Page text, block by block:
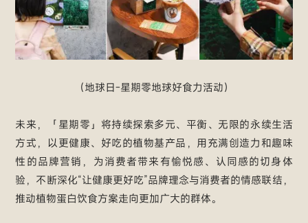
（地球日-星期零地球好食力活动）
未来，「星期零」将持续探索多元、平衡、无限的永续生活
方式，以更健康、好吃的植物基产品，用充满创造力和趣味
性的品牌营销，为消费者带来有愉悦感、认同感的切身体
验，不断深化“让健康更好吃”品牌理念与消费者的情感联结，
推动植物蛋白饮食方案走向更加广大的群体。